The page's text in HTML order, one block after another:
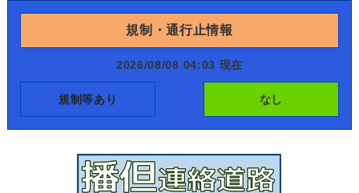
規制・通行止情報
2026/08/08 04:03 現在
規制等あり なし